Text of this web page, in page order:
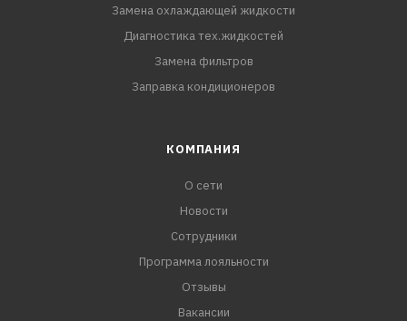
Замена охлаждающей жидкости
Диагностика тех.жидкостей
Замена фильтров
Заправка кондиционеров
КОМПАНИЯ
О сети
Новости
Сотрудники
Программа лояльности
Отзывы
Вакансии